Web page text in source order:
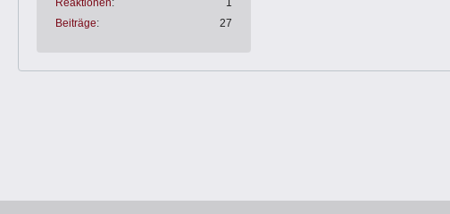
Reaktionen
1
Beiträge
27